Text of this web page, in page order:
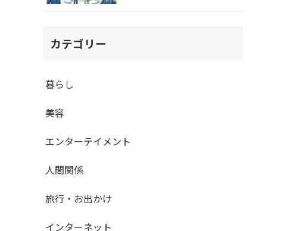
カテゴリー
暮らし
美容
エンターテイメント
人間関係
旅行・お出かけ
インターネット